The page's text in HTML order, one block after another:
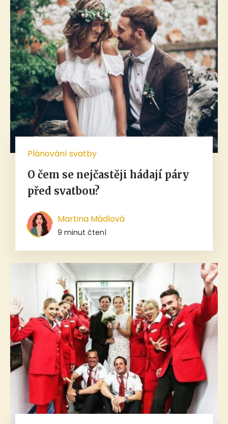
Plánování svatby
O čem se nejčastěji hádají páry
před svatbou?
Martina Mádlová
9 minut čtení